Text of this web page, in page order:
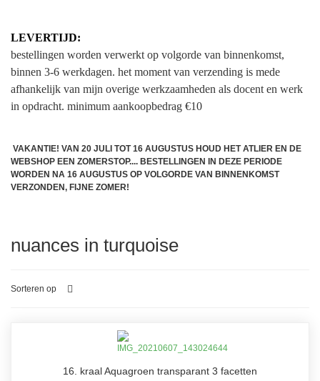
LEVERTIJD:
bestellingen worden verwerkt op volgorde van binnenkomst,
binnen 3-6 werkdagen. het moment van verzending is mede
afhankelijk van mijn overige werkzaamheden als docent en werk
in opdracht. minimum aankoopbedrag €10
VAKANTIE! VAN 20 JULI TOT 16 AUGUSTUS HOUD HET ATLIER EN DE
WEBSHOP EEN ZOMERSTOP.... BESTELLINGEN IN DEZE PERIODE
WORDEN NA 16 AUGUSTUS OP VOLGORDE VAN BINNENKOMST
VERZONDEN, FIJNE ZOMER!
nuances in turquoise
Sorteren op
16. kraal Aquagroen transparant 3 facetten